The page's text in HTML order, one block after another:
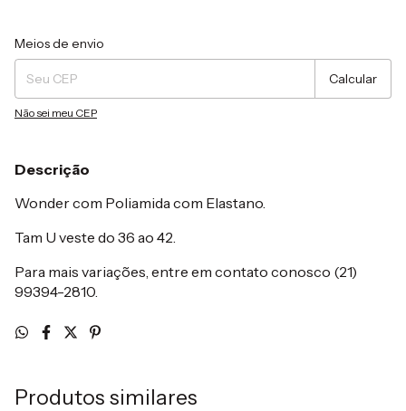
Entregas para o CEP:
Meios de envio
Calcular
Não sei meu CEP
Descrição
Wonder com Poliamida com Elastano.
Tam U veste do 36 ao 42.
Para mais variações, entre em contato conosco (21)
99394-2810.
Produtos similares